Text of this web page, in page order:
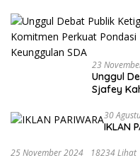
23
Unggul
Sjafey
30
IKLAN
25 November 2024 18234 Lihat